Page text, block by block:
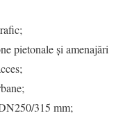
pietonale și amenajări
315 mm;